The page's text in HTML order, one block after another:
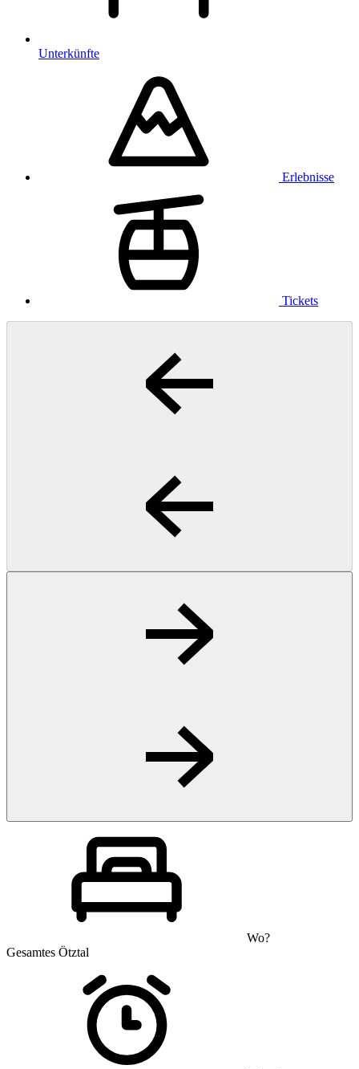
Unterkünfte
Erlebnisse
Tickets
Wo?
Gesamtes Ötztal